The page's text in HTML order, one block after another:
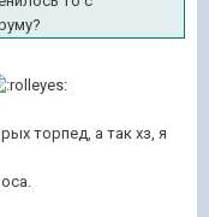
торпед, а так хз, я